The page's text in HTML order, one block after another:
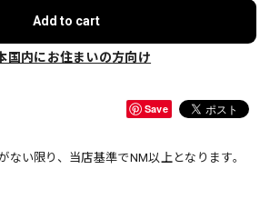
Add to cart
国内にお住まいの方向け
Save
ない限り、当店基準でNM以上となります。